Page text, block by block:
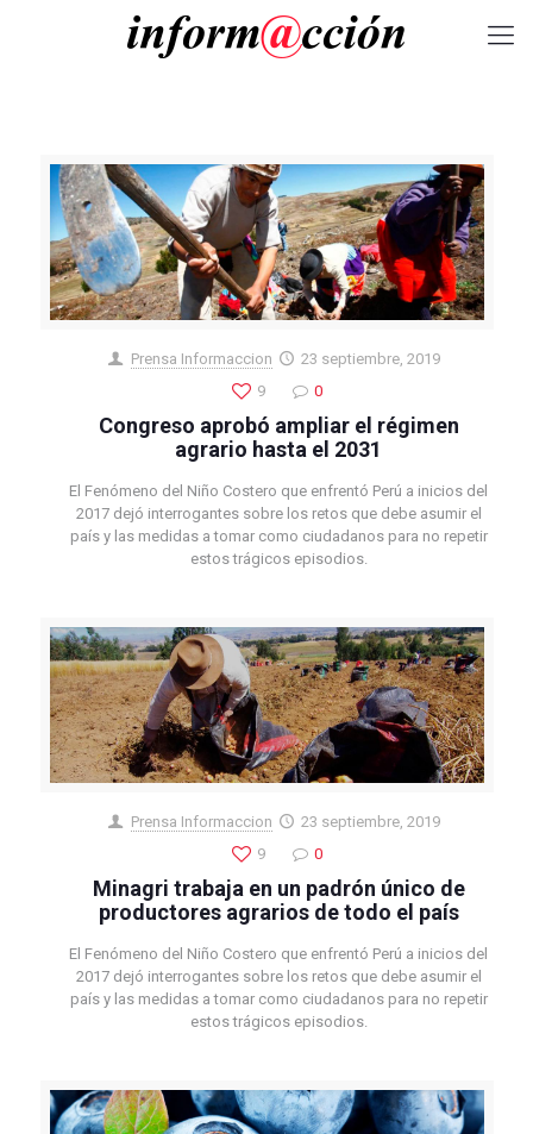
Prensa Informaccion
23 septiembre, 2019
9
0
Congreso aprobó ampliar el régimen
agrario hasta el 2031
El Fenómeno del Niño Costero que enfrentó Perú a inicios del
2017 dejó interrogantes sobre los retos que debe asumir el
país y las medidas a tomar como ciudadanos para no repetir
estos trágicos episodios.
Prensa Informaccion
23 septiembre, 2019
9
0
Minagri trabaja en un padrón único de
productores agrarios de todo el país
El Fenómeno del Niño Costero que enfrentó Perú a inicios del
2017 dejó interrogantes sobre los retos que debe asumir el
país y las medidas a tomar como ciudadanos para no repetir
estos trágicos episodios.